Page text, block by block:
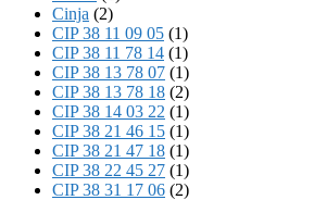
Cinja (2)
CIP 38 11 09 05 (1)
CIP 38 11 78 14 (1)
CIP 38 13 78 07 (1)
CIP 38 13 78 18 (2)
CIP 38 14 03 22 (1)
CIP 38 21 46 15 (1)
CIP 38 21 47 18 (1)
CIP 38 22 45 27 (1)
CIP 38 31 17 06 (2)